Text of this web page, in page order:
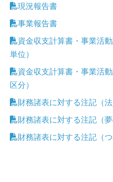
現況報告書
事業報告書
資金収支計算書・事業活
単位）
資金収支計算書・事業活
区分）
財務諸表に対する注記（法
財務諸表に対する注記（夢
財務諸表に対する注記（つ